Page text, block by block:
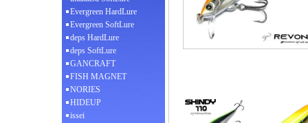
Evergreen HardLure
Evergreen SoftLure
deps HardLure
deps SoftLure
GANCRAFT
FISH MAGNET
NORIES
HIDEUP
issei